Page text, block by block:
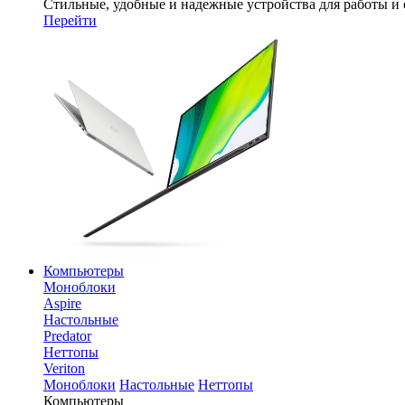
Стильные, удобные и надежные устройства для работы и
Перейти
Компьютеры
Моноблоки
Aspire
Настольные
Predator
Неттопы
Veriton
Моноблоки Настольные Неттопы
Компьютеры